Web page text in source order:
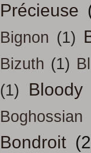
Précieuse
Bignon (1)
Bizuth (1)
(1)
Bloody
Boghossian
Bondroit